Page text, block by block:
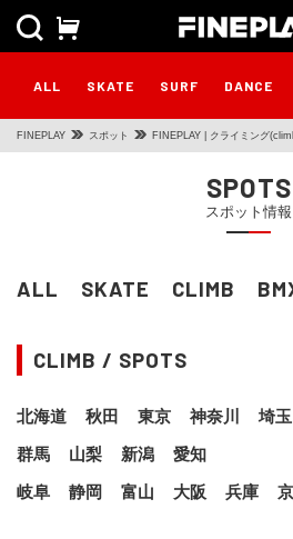
ALL SKATE SURF DANCE
FINEPLAY スポット FINEPLAY | クライミング
SPOTS
スポット情報
ALL SKATE CLIMB
CLIMB / SPOTS
北海道 秋田 東京 神奈川 埼玉
群馬
山梨 新潟
愛知
岐阜
静岡 富山 大阪 兵庫